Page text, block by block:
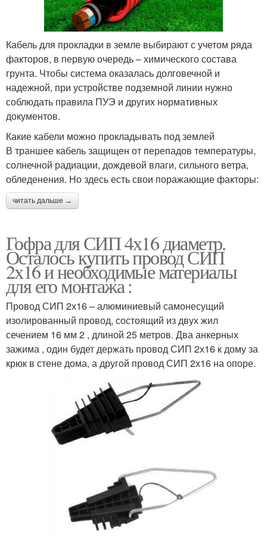
Кабель для прокладки в земле выбирают с учетом ряда
факторов, в первую очередь – химического состава
грунта. Чтобы система оказалась долговечной и
надежной, при устройстве подземной линии нужно
соблюдать правила ПУЭ и других нормативных
документов.
Какие кабели можно прокладывать под землей
В траншее кабель защищен от перепадов температуры,
солнечной радиации, дождевой влаги, сильного ветра,
обледенения. Но здесь есть свои поражающие факторы:
читать дальше →
Гофра для СИП 4х16 диаметр.
Осталось купить провод СИП
2х16 и необходимые материалы
для его монтажа :
Провод СИП 2х16 – алюминиевый самонесущий
изолированный провод, состоящий из двух жил
сечением 16 мм 2 , длиной 25 метров. Два анкерных
зажима , один будет держать провод СИП 2х16 к дому за
крюк в стене дома, а другой провод СИП 2х16 на опоре.